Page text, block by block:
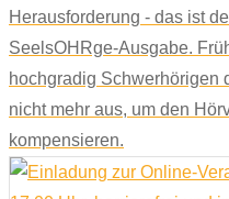
Herausforderung - das ist
SeelsOHRge-Ausgabe.
hochgradig Schwerhörigen
nicht mehr aus, um den
kompensieren.